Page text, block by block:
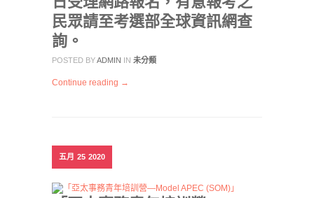
民眾請至考選部全球資訊網查
詢。
POSTED BYADMIN IN 未分類
Continue reading →
五月 25 2020